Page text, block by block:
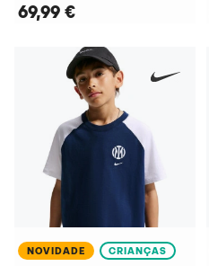
69,99 €
NOVIDADE CRIANÇAS